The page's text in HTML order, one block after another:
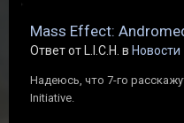
Mass Effect:
Ответ от L.I.C.H. в Новости
Надеюсь, что 7-го
Initiative.